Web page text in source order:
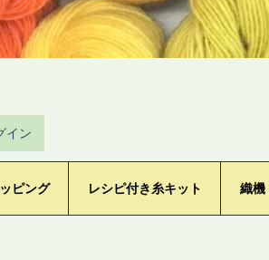
イン
ピング レシピ付き糸キット 織機